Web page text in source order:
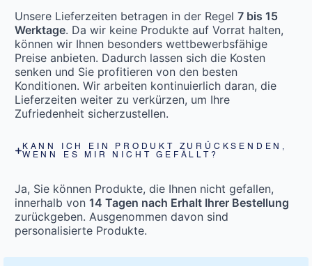
Unsere Lieferzeiten betragen in der Regel 7 bis 15
Werktage. Da wir keine Produkte auf Vorrat halten,
können wir Ihnen besonders wettbewerbsfähige
Preise anbieten. Dadurch lassen sich die Kosten
senken und Sie profitieren von den besten
Konditionen. Wir arbeiten kontinuierlich daran, die
Lieferzeiten weiter zu verkürzen, um Ihre
Zufriedenheit sicherzustellen.
KANN ICH EIN PRODUKT ZURÜCKSENDEN,
WENN ES MIR NICHT GEFÄLLT?
Ja, Sie können Produkte, die Ihnen nicht gefallen,
innerhalb von 14 Tagen nach Erhalt Ihrer Bestellung
zurückgeben. Ausgenommen davon sind
personalisierte Produkte.